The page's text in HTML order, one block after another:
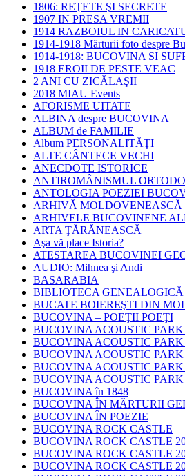
1806: REŢETE ŞI SECRETE
1907 IN PRESA VREMII
1914 RAZBOIUL IN
1914-1918 Mărturii foto despre
1914-1918: BUCOVINA SI
1918 EROII DE PESTE VEAC
2 ANI CU ZICĂLAŞII
2018 MIAU Events
AFORISME UITATE
ALBINA despre BUCOVINA
ALBUM de FAMILIE
Album PERSONALITĂŢI
ALTE CÂNTECE VECHI
ANECDOTE ISTORICE
ANTIROMÂNISMUL
ANTOLOGIA POEZIEI
ARHIVĂ MOLDOVENEASCĂ
ARHIVELE BUCOVINENE
ARTA ŢĂRĂNEASCĂ
Aşa vă place Istoria?
ATESTAREA BUCOVINEI
AUDIO: Mihnea şi Andi
BASARABIA
BIBLIOTECA GENEALOGICĂ
BUCATE BOIEREŞTI DIN
BUCOVINA – POEŢII POEŢI
BUCOVINA ACOUSTIC PARK
BUCOVINA ACOUSTIC PARK
BUCOVINA ACOUSTIC PARK
BUCOVINA ACOUSTIC PARK
BUCOVINA ACOUSTIC PARK
BUCOVINA în 1848
BUCOVINA ÎN MĂRTURII
BUCOVINA ÎN POEZIE
BUCOVINA ROCK CASTLE
BUCOVINA ROCK CASTLE
BUCOVINA ROCK CASTLE
BUCOVINA ROCK CASTLE